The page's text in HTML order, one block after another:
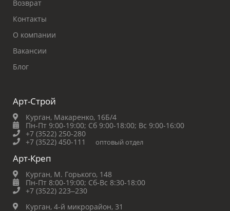
Возврат
Контакты
О компании
Вакансии
Блог
Арт-Строй
Курган, Макаренко, 16Б/4
Пн-Пт 9:00-19:00; Сб 9:00-18:00; Вс 9:00-16:00
+7 (3522) 250-280
+7 (3522) 450-111
оптовый отдел
Арт-Креп
Курган, М. Горького, 148
Пн-Пт 8:00-19:00; Сб-Вс 8:30-18:00
+7 (3522) 223‒230
Курган, 4-й микрорайон, 31